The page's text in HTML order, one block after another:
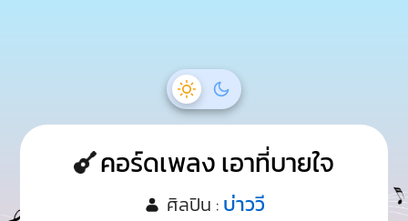
คอร์ดเพลง เอาที่บายใจ
ศิลปิน : บ่าววี